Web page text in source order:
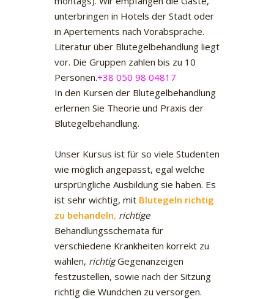
unterbringen in Hotels der Stadt oder
in Apertements nach Vorabsprache.
Literatur über Blutegelbehandlung liegt
vor. Die Gruppen zahlen bis zu 10
Personen.+38 050 98 04817
In den Kursen der Blutegelbehandlung
erlernen Sie Theorie und Praxis der
Blutegelbehandlung.
Unser Kursus ist für so viele Studenten
wie möglich angepasst, egal welche
ursprüngliche Ausbildung sie haben. Es
ist sehr wichtig, mit Blutegeln richtig
zu behandeln, richtige
Behandlungsschemata für
verschiedene Krankheiten korrekt zu
wählen, richtigGegenanzeigen
festzustellen, sowie nach der Sitzung
richtig die Wundchen zu versorgen.